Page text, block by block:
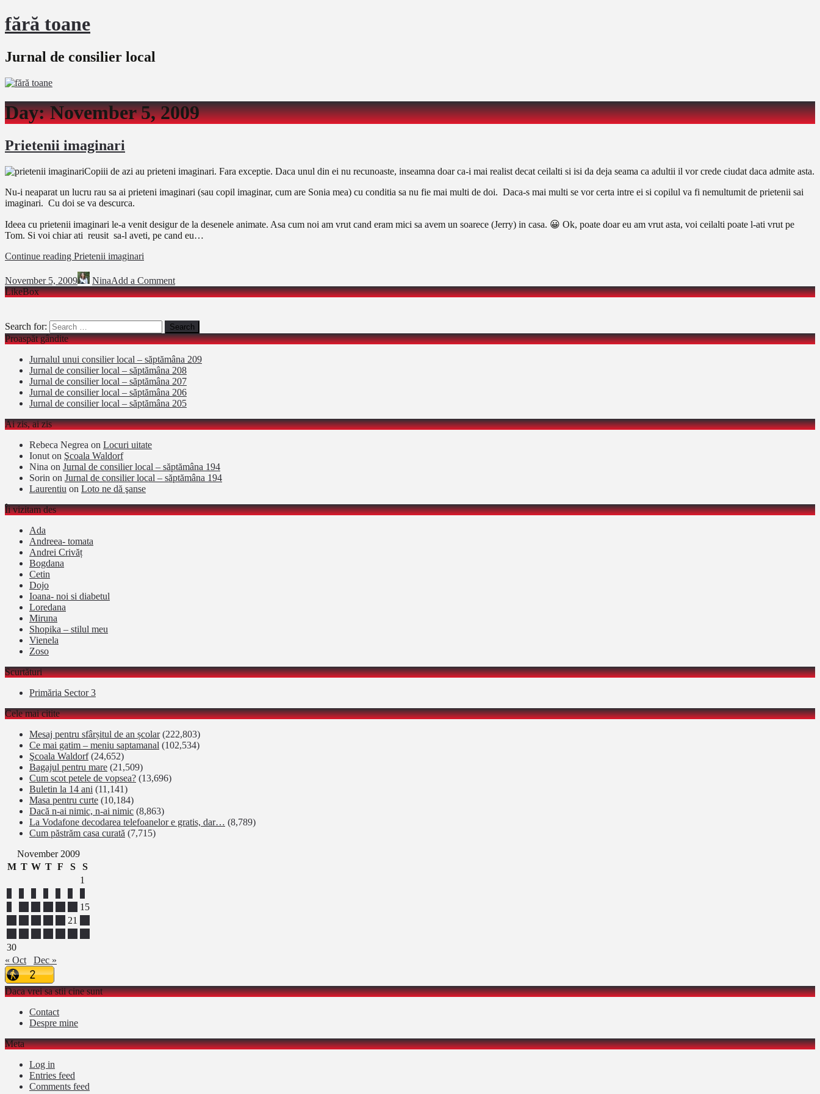
fără toane
Jurnal de consilier local
Day:November 5, 2009
Prietenii imaginari
Copiii de azi au prieteni imaginari. Fara exceptie. Daca unul din ei nu recunoaste, inseamna doar ca-i mai realist decat ceilalti si isi da deja seama ca adultii il vor crede ciudat daca admite asta.
Nu-i neaparat un lucru rau sa ai prieteni imaginari (sau copil imaginar, cum are Sonia mea) cu conditia sa nu fie mai multi de doi. Daca-s mai multi se vor certa intre ei si copilul va fi nemultumit de prietenii sai
imaginari. Cu doi se va descurca.
Ideea cu prietenii imaginari le-a venit desigur de la desenele animate. Asa cum noi am vrut cand eram mici sa avem un soarece (Jerry) in casa. 😀 Ok, poate doar eu am vrut asta, voi ceilalti poate l-ati vrut pe
Tom. Si voi chiar ati reusit sa-l aveti, pe cand eu…
Continue reading Prietenii imaginari
November 5, 2009 NinaAdd a Comment
LikeBox
Search for:
Proaspăt gândite
Jurnalul unui consilier local – săptămâna 209
Jurnal de consilier local – săptămâna 208
Jurnal de consilier local – săptămâna 207
Jurnal de consilier local – săptămâna 206
Jurnal de consilier local – săptămâna 205
Ai zis, ai zis
Rebeca Negrea on Locuri uitate
Ionut on Şcoala Waldorf
Nina on Jurnal de consilier local – săptămâna 194
Sorin on Jurnal de consilier local – săptămâna 194
Laurentiu on Loto ne dă şanse
Îi vizitam des
Ada
Andreea- tomata
Andrei Crivăț
Bogdana
Cetin
Dojo
Ioana- noi si diabetul
Loredana
Miruna
Shopika – stilul meu
Vienela
Zoso
Scurtături
Primăria Sector 3
Cele mai citite
Mesaj pentru sfârșitul de an școlar (222,803)
Ce mai gatim – meniu saptamanal (102,534)
Şcoala Waldorf (24,652)
Bagajul pentru mare (21,509)
Cum scot petele de vopsea? (13,696)
Buletin la 14 ani (11,141)
Masa pentru curte (10,184)
Dacă n-ai nimic, n-ai nimic (8,863)
La Vodafone decodarea telefoanelor e gratis, dar… (8,789)
Cum păstrăm casa curată (7,715)
November 2009
M T W T F S
S
1
15
21
30
« Oct
Dec »
Daca vrei sa stii cine sunt
Contact
Despre mine
Meta
Log in
Entries feed
Comments feed